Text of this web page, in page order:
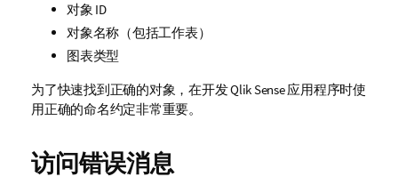
对象 ID
对象名称（包括工作表）
图表类型
为了快速找到正确的对象，在开发Qlik Sense应用程序时使
用正确的命名约定非常重要。
访问错误消息